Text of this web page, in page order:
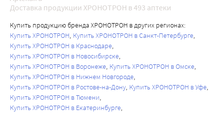
Доставка продукции ХРОНОТРОН в 493 аптеки
Купить продукцию бренда ХРОНОТРОН в других регионах:
Купить ХРОНОТРОН Купить ХРОНОТРОН в Санкт-Петербурге
Купить ХРОНОТРОН в Краснодаре
Купить ХРОНОТРОН в Новосибирске
Купить ХРОНОТРОН в Воронеже Купить ХРОНОТРОН в Омске
Купить ХРОНОТРОН в Нижнем Новгороде
Купить ХРОНОТРОН в Ростове-на-Дону Купить ХРОНОТРОН в Уфе
Купить ХРОНОТРОН в Тюмени
Купить ХРОНОТРОН в Екатеринбурге